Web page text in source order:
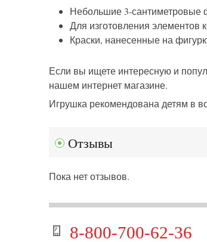
Небольшие 3-сантиметровые
Для изготовления элементов
Краски, нанесенные на
Если вы ищете интересную и
нашем интернет магазине.
Игрушка рекомендована детям в
Отзывы
Пока нет отзывов.
8-800-700-62-36